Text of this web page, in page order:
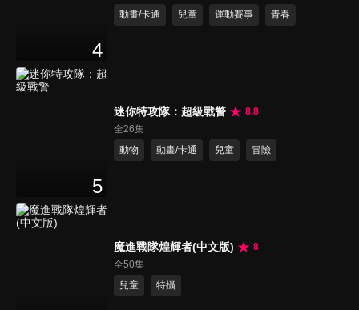
4
動畫/卡通
兒童 運動賽事 青春
5
迷你特攻隊：超級戰警
8.8
全26集
動物
動畫/卡通 兒童 冒險
魔進戰隊煌輝者(中文版)
8
全50集
兒童
特攝